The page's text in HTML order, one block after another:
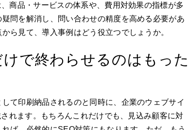
商品・サービスの体系や、費用対効果の指標が多
問を解消し、問い合わせの精度を高める必要があ
ら見て、導入事例はどう役立つでしょうか。
で終わらせるのはもった
て印刷納品されるのと同時に、企業のウェブサイ
れます。もちろんこれだけでも、見込み顧客に対